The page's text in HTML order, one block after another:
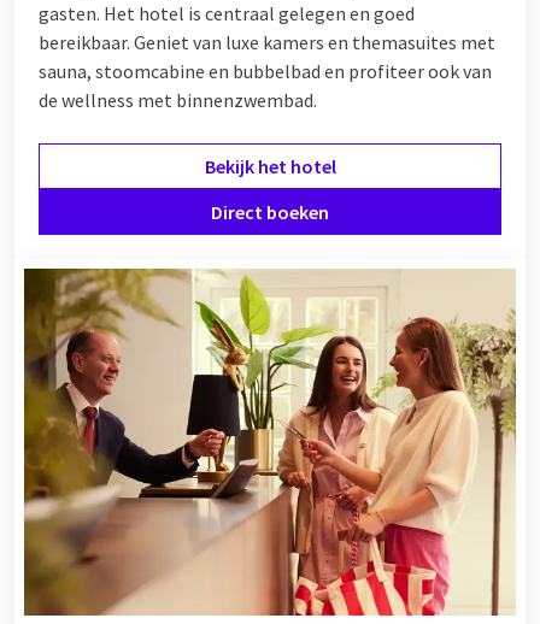
gasten. Het hotel is centraal gelegen en goed
bereikbaar. Geniet van luxe kamers en themasuites met
sauna, stoomcabine en bubbelbad en profiteer ook van
de wellness met binnenzwembad.
Bekijk het hotel
Direct boeken